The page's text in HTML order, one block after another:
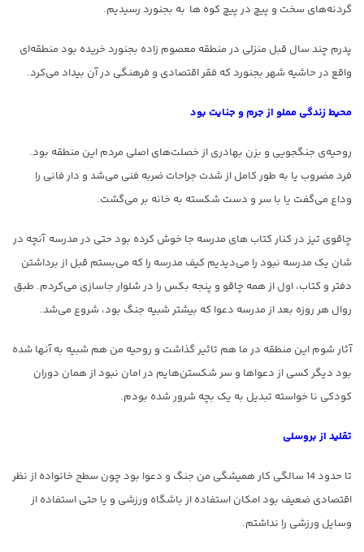
گردنه‌های سخت و پیچ در پیچ کوه ها به بجنورد رسیدیم.
پدرم چند سال قبل منزلی در منطقه معصوم زاده بجنورد خریده بود منطقه‌ای
واقع در حاشیه شهر بجنورد که فقر اقتصادی و فرهنگی در آن بیداد می‌کرد.
محیط زندگی مملو از جرم و جنایت بود
روحیه‌ی جنگجویی و بزن بهادری از خصلت‌های اصلی مردم این منطقه بود.
فرد مضروب یا به طور کامل از شدت جراحات ضربه فنی می‌شد و دار فانی را
وداع می‌گفت یا با سر و دست شکسته به خانه بر می‌گشت.
چاقوی تیز در کنار کتاب های مدرسه جا خوش کرده بود حتی در مدرسه آنچه در
شان یک مدرسه نبود را می‌دیدیم کیف مدرسه را که می‌بستم قبل از برداشتن
دفتر و کتاب، اول از همه چاقو و پنجه بکس را در شلوار جاسازی می‌کردم. طبق
روال هر روزه بعد از مدرسه دعوا که بیشتر شبیه جنگ بود، شروع می‌شد.
آثار شوم این منطقه در ما هم تاثیر گذاشت و روحیه من هم شبیه به آنها شده
بود دیگر کسی از دعواها و سر شکستن‌هایم در امان نبود از همان دوران
کودکی نا خواسته تبدیل به یک بچه شرور شده بودم.
تقلید از بروسلی
تا حدود 14 سالگی کار همیشگی من جنگ و دعوا بود چون سطح خانواده از نظر
اقتصادی ضعیف بود امکان استفاده از باشگاه ورزشی و یا حتی استفاده از
وسایل ورزشی را نداشتم.